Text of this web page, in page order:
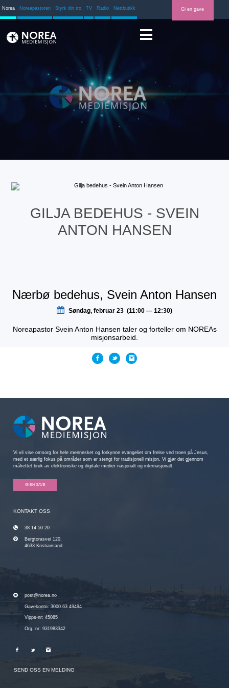
Norea Noreapastoren Styrk din tro TV Radio Nettbutikk Gi en gave
GILJA BEDEHUS - SVEIN
ANTON HANSEN
Nærbø bedehus, Svein Anton Hansen
Søndag, februar 23 (11:00 — 12:30)
Noreapastor Svein Anton Hansen taler og forteller om NOREAs
misjonsarbeid.
Vi vil vise omsorg for hele mennesket og forkynne evangeliet om frelse ved troen på Jesus,
med et særlig fokus på områder som er stengt for tradisjonell misjon. Vi gjør det gjennom
målrettet bruk av elektroniske og digitale medier nasjonalt og internasjonalt.
GI EN GAVE
KONTAKT OSS
38 14 50 20
Bergtorasvei 120,
4633 Kristiansand
post@norea.no
Gavekonto: 3000.63.49494
Vipps-nr: 45085
Org. nr: 931983342
SEND OSS EN MELDING